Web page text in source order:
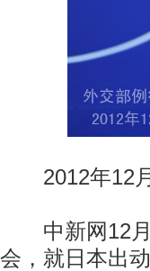
2012年12月
中新网12月
会，就日本出